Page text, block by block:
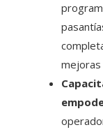
mejoras